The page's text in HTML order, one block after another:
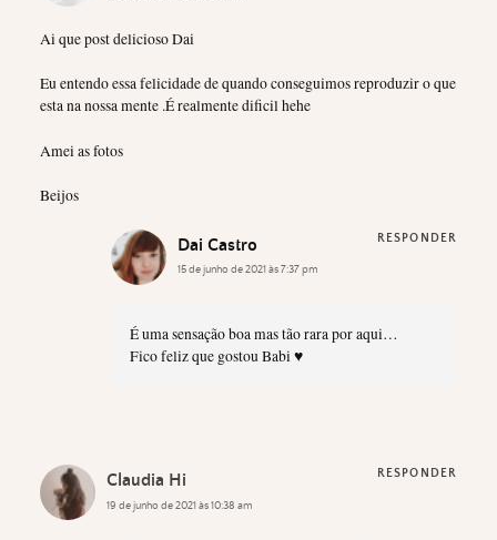
Ai que post delicioso Dai
Eu entendo essa felicidade de quando conseguimos reproduzir o que
esta na nossa mente .É realmente dificil hehe
Amei as fotos
Beijos
Dai Castro
15 de junho de 2021 às 7:37 pm
É uma sensação boa mas tão rara por aqui…
Fico feliz que gostou Babi ♥
RESPONDER
Claudia Hi
19 de junho de 2021 às 10:38 am
RESPONDER